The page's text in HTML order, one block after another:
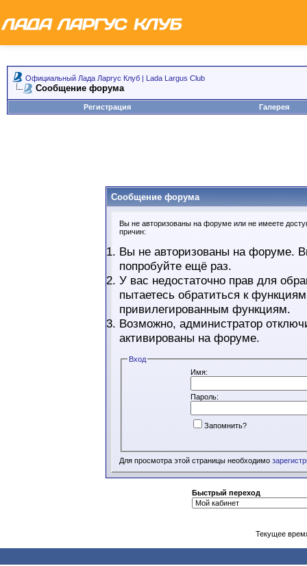
Официальный Лада Ларгус Клуб | Lada Largus Club
Сообщение форума
Регистрация Галерея
Сообщение форума
Вы не авторизованы на форуме или не имеете
причин:
Вы не авторизованы на форуме.
попробуйте ещё раз.
У вас недостаточно прав для
пытаетесь обратиться к
привилегированным функциям.
Возможно, администратор
активированы на форуме.
Вход
Имя:
Пароль:
Запомнить?
Для просмотра этой страницы необходимо
Быстрый переход
Текущее